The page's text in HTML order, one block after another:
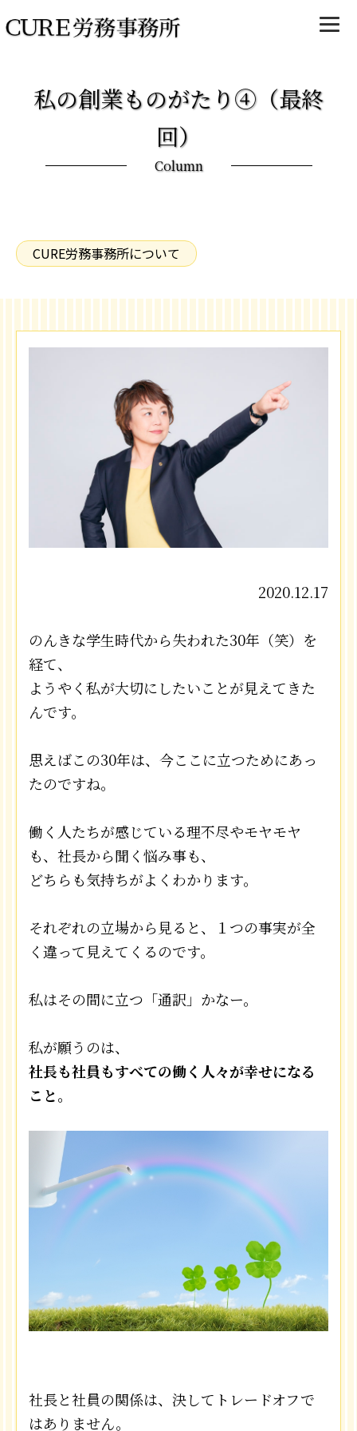
私の創業ものがたり④（最終
回）
Column
CURE労務事務所について
2020.12.17
のんきな学生時代から失われた30年（笑）を
経て、
ようやく私が大切にしたいことが見えてきた
んです。
思えばこの30年は、今ここに立つためにあっ
たのですね。
働く人たちが感じている理不尽やモヤモヤ
も、社長から聞く悩み事も、
どちらも気持ちがよくわかります。
それぞれの立場から見ると、１つの事実が全
く違って見えてくるのです。
私はその間に立つ「通訳」かなー。
私が願うのは、
社長も社員もすべての働く人々が幸せになる
こと。
社長と社員の関係は、決してトレードオフで
はありません。